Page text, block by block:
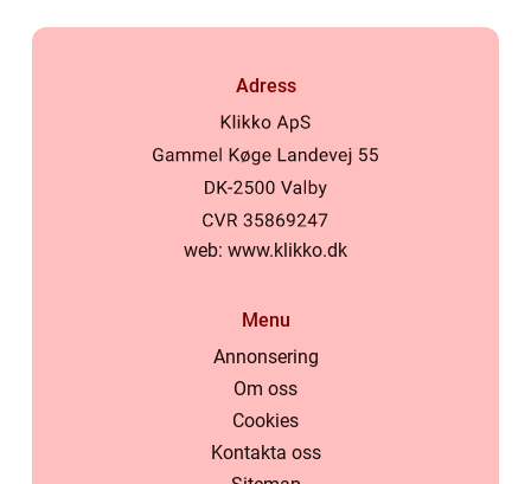
Adress
web: www.klikko.dk
Menu
Annonsering
Om oss
Cookies
Kontakta oss